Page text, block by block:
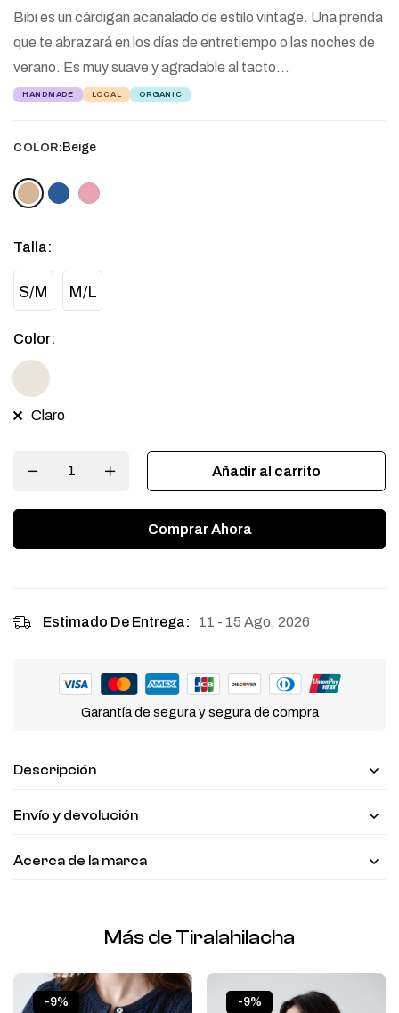
Bibi es un cárdigan acanalado de estilo vintage. Una prenda
que te abrazará en los días de entretiempo o las noches de
verano. Es muy suave y agradable al tacto…
HANDMADE LOCAL ORGANIC
COLOR: Beige
Talla:
S/M M/L
Color:
Claro
Añadir al carrito
Comprar Ahora
Estimado De Entrega: 11 - 15 Ago, 2026
Garantía de segura y segura de compra
Descripción
Envío y devolución
Acerca de la marca
Más de Tiralahilacha
-9% -9%